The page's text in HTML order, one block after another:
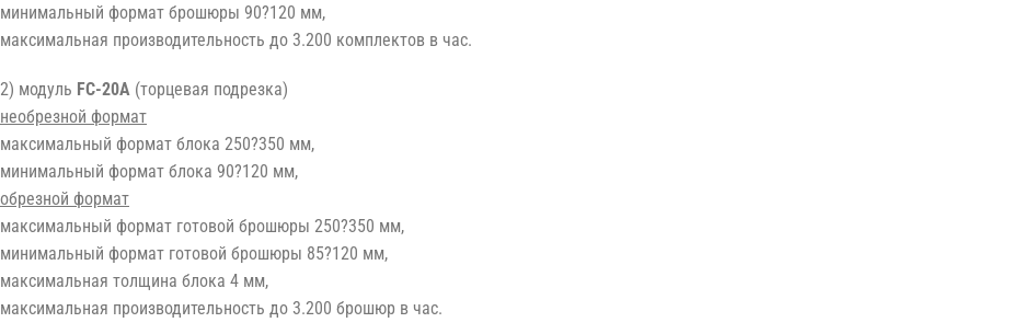
минимальный формат брошюры 90?120 мм,
максимальная производительность до 3.200 комплектов в час.
2) модуль FC-20A (торцевая подрезка)
необрезной формат
максимальный формат блока 250?350 мм,
минимальный формат блока 90?120 мм,
обрезной формат
максимальный формат готовой брошюры 250?350 мм,
минимальный формат готовой брошюры 85?120 мм,
максимальная толщина блока 4 мм,
максимальная производительность до 3.200 брошюр в час.